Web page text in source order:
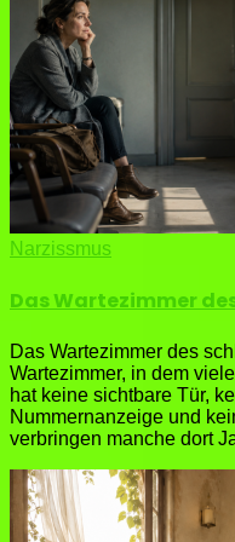
Narzissmus
Das Wartezimmer
Das Wartezimmer des
Wartezimmer, in dem
hat keine sichtbare Tür,
Nummernanzeige und
verbringen manche dort